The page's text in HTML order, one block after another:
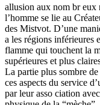
allusion aux nom br eux
l’homme se lie au
des Mistvot. D’une
a les régions inférieures
flamme qui touchent la
supérieures et plus
La partie plus sombre
ces aspects du service
par leur asso ciation